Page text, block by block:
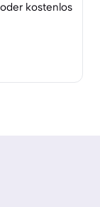
kostenlos